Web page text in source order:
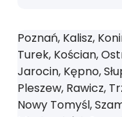
Poznań, Kalisz,
Turek, Kościan,
Jarocin, Kępno,
Pleszew, Rawicz,
Nowy Tomyśl,